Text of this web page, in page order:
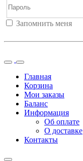
Запомнить меня
Главная
Корзина
Мои заказы
Баланс
Информация
Об оплате
О доставке
Контакты